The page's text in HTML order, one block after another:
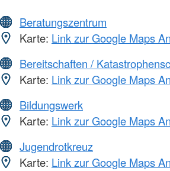
Beratungszentrum
Karte: Link zur Google Maps
Bereitschaften /
Karte: Link zur Google Maps
Bildungswerk
Karte: Link zur Google Maps
Jugendrotkreuz
Karte: Link zur Google Maps